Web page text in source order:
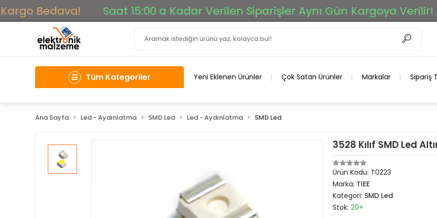
Bedava! Saat 15:00 a Kadar Verilen Siparişler Aynı Gün Kargoya Verilir!
Tüm Kategoriler Yeni Eklenen Ürünler Çok Satan Ürünler Markalar Sipariş
Ana Sayfa Led - Aydınlatma SMD Led Led - Aydınlatma SMD Led
3528 Kılıf SMD Led
Ürün Kodu: T0223
Marka: TIEE
Kategori: SMD Led
Stok: 20+